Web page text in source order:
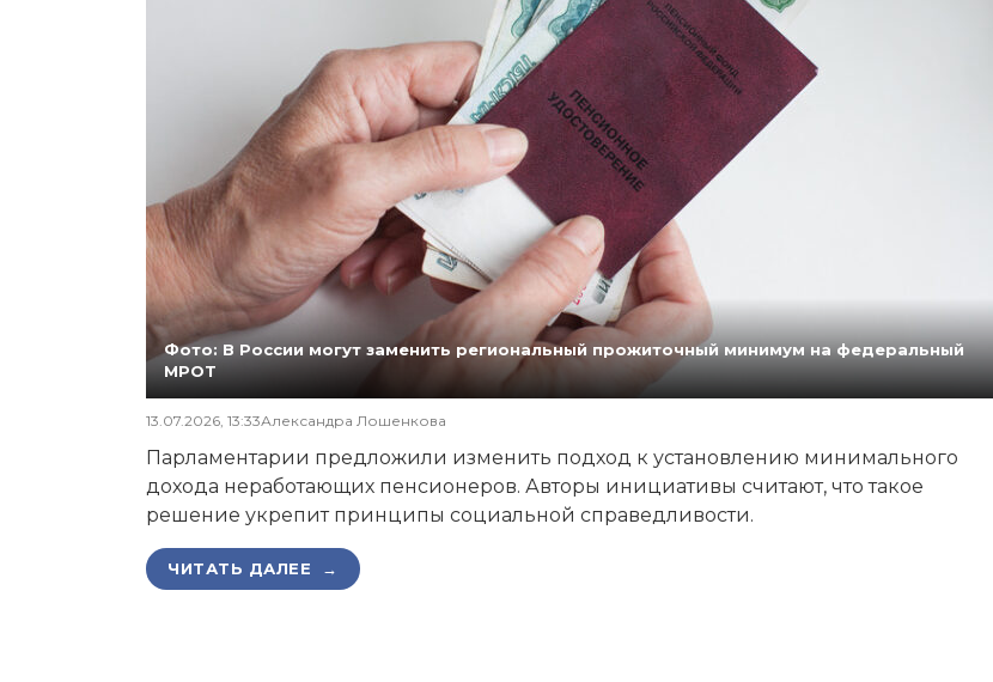
Фото: В России могут заменить региональный прожиточный минимум на федеральный
МРОТ
13.07.2026, 13:33Александра Лошенкова
Парламентарии предложили изменить подход к установлению минимального
дохода неработающих пенсионеров. Авторы инициативы считают, что такое
решение укрепит принципы социальной справедливости.
ЧИТАТЬ ДАЛЕЕ →